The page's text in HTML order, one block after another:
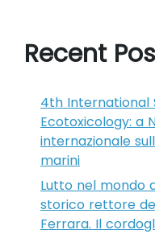
Recent
4th International
Ecotoxicology: a
internazionale
marini
Lutto nel mondo
storico rettore
Ferrara. Il